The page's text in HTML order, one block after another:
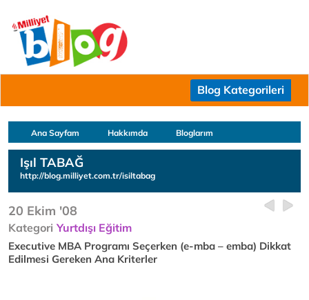
Blog Kategorileri
Ana Sayfam Hakkımda Bloglarım
Işıl TABAĞ
http://blog.milliyet.com.tr/isiltabag
20 Ekim '08
Kategori Yurtdışı Eğitim
Executive MBA Programı Seçerken (e-mba – emba) Dikkat
Edilmesi Gereken Ana Kriterler